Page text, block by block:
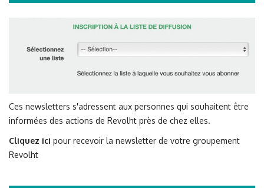
Ces newsletters s'adressent aux personnes qui souhaitent être
informées des actions de Revolht près de chez elles.
Cliquez ici pour recevoir la newsletter de votre groupement
Revolht